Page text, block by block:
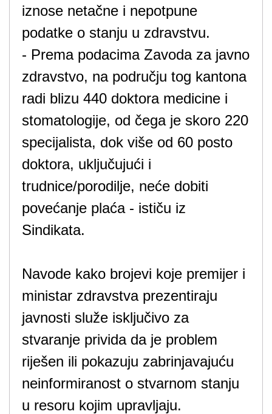
iznose netačne i nepotpune
podatke o stanju u zdravstvu.
- Prema podacima Zavoda za javno
zdravstvo, na području tog kantona
radi blizu 440 doktora medicine i
stomatologije, od čega je skoro 220
specijalista, dok više od 60 posto
doktora, uključujući i
trudnice/porodilje, neće dobiti
povećanje plaća - ističu iz
Sindikata.
Navode kako brojevi koje premijer i
ministar zdravstva prezentiraju
javnosti služe isključivo za
stvaranje privida da je problem
riješen ili pokazuju zabrinjavajuću
neinformiranost o stvarnom stanju
u resoru kojim upravljaju.